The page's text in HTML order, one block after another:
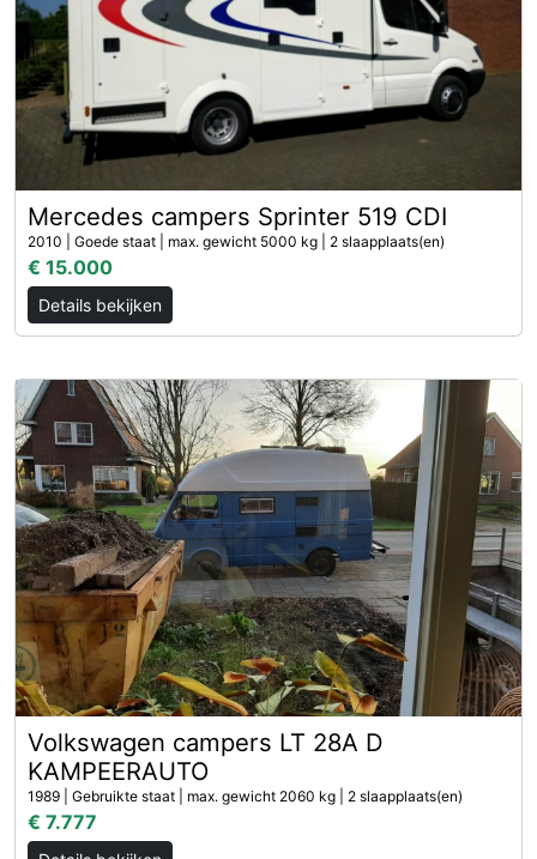
Mercedes campers Sprinter 519 CDI
2010 | Goede staat | max. gewicht 5000 kg | 2 slaapplaats(en)
€ 15.000
Details bekijken
Volkswagen campers LT 28A D
KAMPEERAUTO
1989 | Gebruikte staat | max. gewicht 2060 kg | 2 slaapplaats(en)
€ 7.777